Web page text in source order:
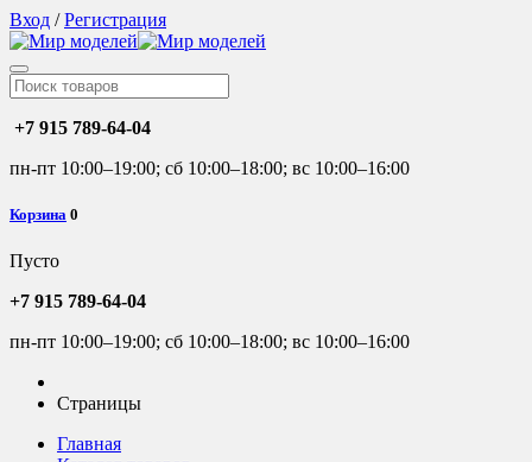
Вход /Регистрация
+7 915 789-64-04
пн-пт 10:00–19:00; сб 10:00–18:00; вс 10:00–16:00
Корзина 0
Пусто
+7 915 789-64-04
пн-пт 10:00–19:00; сб 10:00–18:00; вс 10:00–16:00
Страницы
Главная